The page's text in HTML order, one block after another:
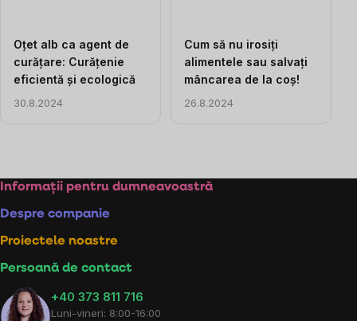
Oțet alb ca agent de
curățare: Curățenie
eficientă și ecologică
30.8.2024
Cum să nu irosiți
alimentele sau salvați
mâncarea de la coș!
26.8.2024
listărilor
Subsol
Informații pentru dumneavoastră
Despre companie
Proiectele noastre
Persoană de contact
+40 373 811 716
Luni-vineri: 8:00-16:00